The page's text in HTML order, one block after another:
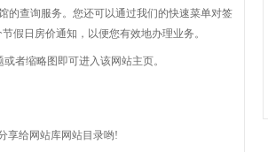
的查询服务。您还可以通过我们的快速菜单对签
假日房价通知，以便您有效地办理业务。
者缩略图即可进入该网站主页。
享给网站库网站目录哟!